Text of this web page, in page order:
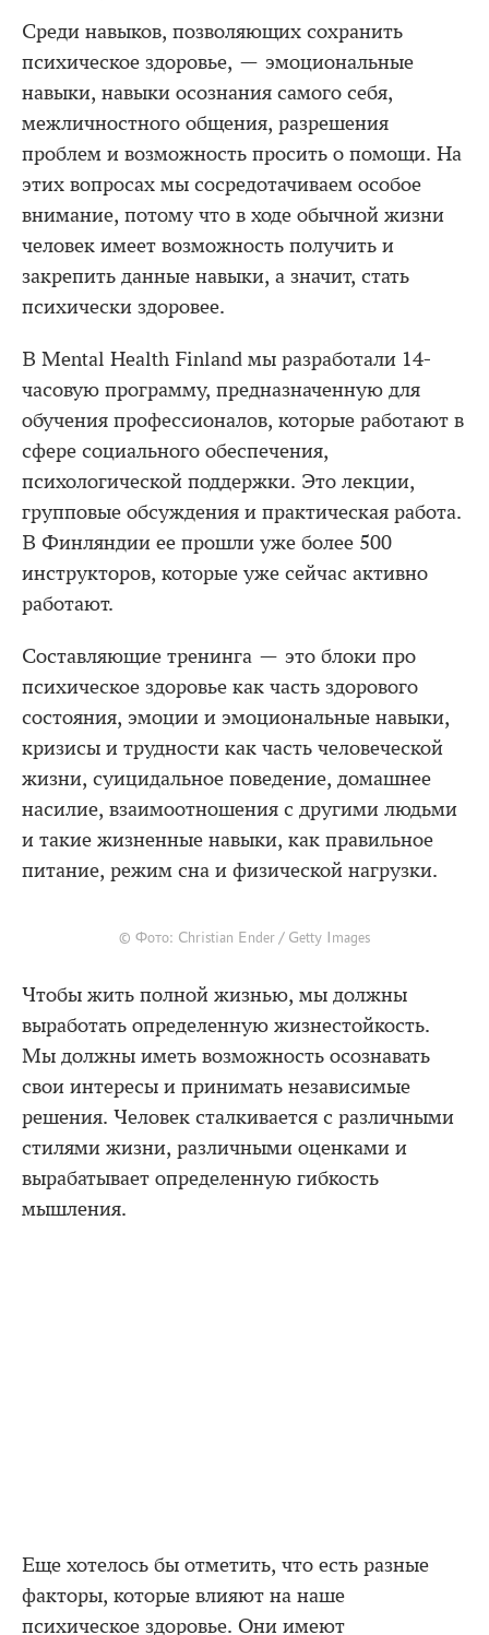
Среди навыков, позволяющих сохранить
психическое здоровье, — эмоциональные
навыки, навыки осознания самого себя,
межличностного общения, разрешения
проблем и возможность просить о помощи. На
этих вопросах мы сосредотачиваем особое
внимание, потому что в ходе обычной жизни
человек имеет возможность получить и
закрепить данные навыки, а значит, стать
психически здоровее.
В Mental Health Finland мы разработали 14-
часовую программу, предназначенную для
обучения профессионалов, которые работают в
сфере социального обеспечения,
психологической поддержки. Это лекции,
групповые обсуждения и практическая работа.
В Финляндии ее прошли уже более 500
инструкторов, которые уже сейчас активно
работают.
Составляющие тренинга — это блоки про
психическое здоровье как часть здорового
состояния, эмоции и эмоциональные навыки,
кризисы и трудности как часть человеческой
жизни, суицидальное поведение, домашнее
насилие, взаимоотношения с другими людьми
и такие жизненные навыки, как правильное
питание, режим сна и физической нагрузки.
© Фото: Christian Ender / Getty Images
Чтобы жить полной жизнью, мы должны
выработать определенную жизнестойкость.
Мы должны иметь возможность осознавать
свои интересы и принимать независимые
решения. Человек сталкивается с различными
стилями жизни, различными оценками и
вырабатывает определенную гибкость
мышления.
Еще хотелось бы отметить, что есть разные
факторы, которые влияют на наше
психическое здоровье. Они имеют